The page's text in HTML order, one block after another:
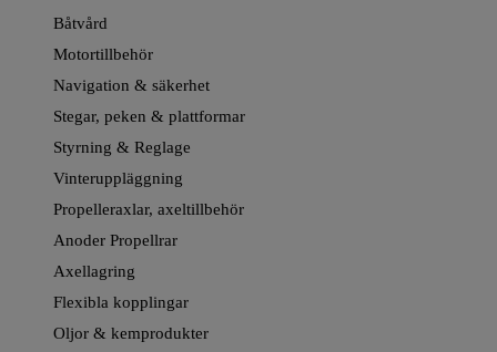
Båtvård
Motortillbehör
Navigation & säkerhet
Stegar, peken & plattformar
Styrning & Reglage
Vinteruppläggning
Propelleraxlar, axeltillbehör
Anoder Propellrar
Axellagring
Flexibla kopplingar
Oljor & kemprodukter